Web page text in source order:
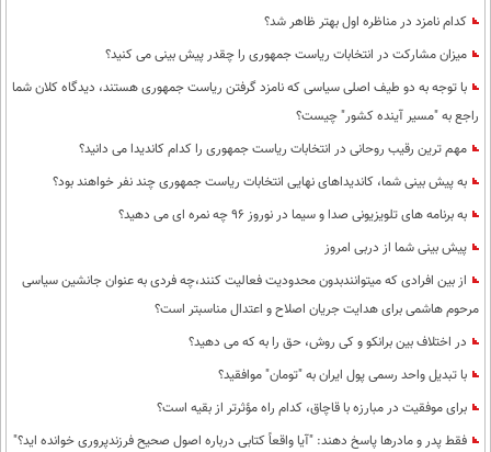
کدام نامزد در مناظره اول بهتر ظاهر شد؟
میزان مشارکت در انتخابات ریاست جمهوری را چقدر پیش بینی می کنید؟
با توجه به دو طیف اصلی سیاسی که نامزد گرفتن ریاست جمهوری هستند، دیدگاه کلان شما
راجع به "مسیر آینده کشور" چیست؟
مهم ترین رقیب روحانی در انتخابات ریاست جمهوری را کدام کاندیدا می دانید؟
به پیش بینی شما، کاندیداهای نهایی انتخابات ریاست جمهوری چند نفر خواهند بود؟
به برنامه های تلویزیونی صدا و سیما در نوروز 96 چه نمره ای می دهید؟
پیش بینی شما از دربی امروز
از بین افرادی که میتوانندبدون محدودیت فعالیت کنند،چه فردی به عنوان جانشین سیاسی
مرحوم هاشمی برای هدایت جریان اصلاح و اعتدال مناسبتر است؟
در اختلاف بین برانکو و کی روش، حق را به که می دهید؟
با تبدیل واحد رسمی پول ایران به "تومان" موافقید؟
برای موفقیت در مبارزه با قاچاق، کدام راه مؤثرتر از بقیه است؟
فقط پدر و مادرها پاسخ دهند: "آیا واقعاً کتابی درباره اصول صحیح فرزندپروری خوانده اید؟"